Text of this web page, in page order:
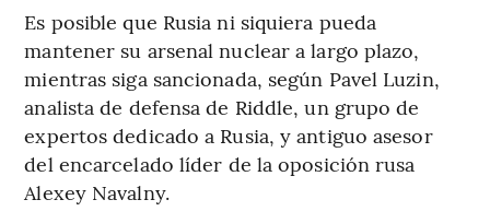
Es posible que Rusia ni siquiera pueda
mantener su arsenal nuclear a largo plazo,
mientras siga sancionada, según Pavel Luzin,
analista de defensa de Riddle, un grupo de
expertos dedicado a Rusia, y antiguo asesor
del encarcelado líder de la oposición rusa
Alexey Navalny.